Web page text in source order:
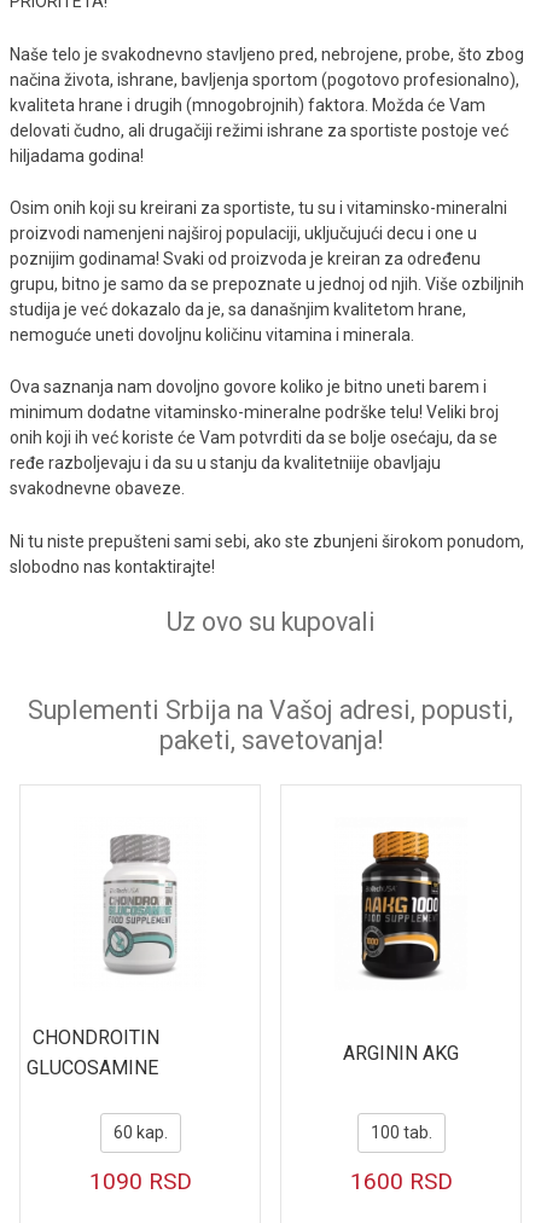
Naše telo je svakodnevno stavljeno pred, nebrojene, probe, što zbog
načina života, ishrane, bavljenja sportom (pogotovo profesionalno),
kvaliteta hrane i drugih (mnogobrojnih) faktora. Možda će Vam
delovati čudno, ali drugačiji režimi ishrane za sportiste postoje već
hiljadama godina!
Osim onih koji su kreirani za sportiste, tu su i vitaminsko-mineralni
proizvodi namenjeni najširoj populaciji, uključujući decu i one u
poznijim godinama! Svaki od proizvoda je kreiran za određenu
grupu, bitno je samo da se prepoznate u jednoj od njih. Više ozbiljnih
studija je već dokazalo da je, sa današnjim kvalitetom hrane,
nemoguće uneti dovoljnu količinu vitamina i minerala.
Ova saznanja nam dovoljno govore koliko je bitno uneti barem i
minimum dodatne vitaminsko-mineralne podrške telu! Veliki broj
onih koji ih već koriste će Vam potvrditi da se bolje osećaju, da se
ređe razboljevaju i da su u stanju da kvalitetniije obavljaju
svakodnevne obaveze.
Ni tu niste prepušteni sami sebi, ako ste zbunjeni širokom ponudom,
slobodno nas kontaktirajte!
Uz ovo su kupovali
Suplementi Srbija na Vašoj adresi, popusti,
paketi, savetovanja!
CHONDROITIN
GLUCOSAMINE
60 kap.
1090 RSD
ARGININ AKG
100 tab.
1600 RSD